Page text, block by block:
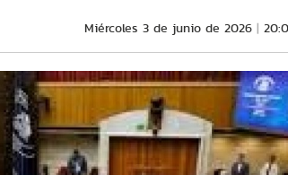
Miércoles 3 de junio de 2026